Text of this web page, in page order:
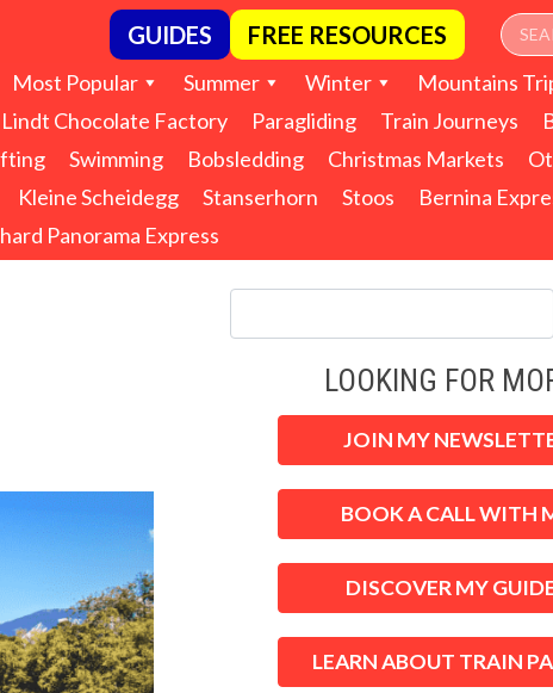
GUIDES FREE RESOURCES
Most Popular Summer Winter Mountains
Lindt Chocolate Factory Paragliding Train Journeys
Swimming Bobsledding Christmas Markets
Kleine Scheidegg Stanserhorn Stoos Bernina
Panorama Express
LOOKING FOR
JOIN MY
BOOK A CALL WITH
DISCOVER MY
LEARN ABOUT TRAIN